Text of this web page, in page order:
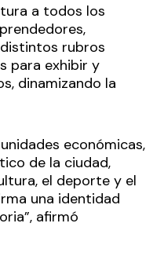
a todos los
rubros
para exhibir y
dinamizando la
económicas,
de la ciudad,
el deporte y el
una identidad
afirmó